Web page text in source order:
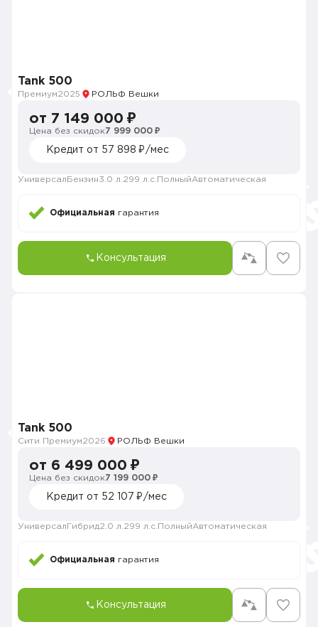
Tank 500
Премиум2025 РОЛЬФ Вешки
от 7 149 000 ₽
Цена без скидок7 999 000 ₽
Кредит от 57 898 ₽/мес
Универсал Бензин3.0 л. 299 л.с. ПолныйАвтоматическая
Официальная гарантия
Консультация
Tank 500
Сити Премиум2026 РОЛЬФ Вешки
от 6 499 000 ₽
Цена без скидок7 199 000 ₽
Кредит от 52 107 ₽/мес
Универсал Гибрид2.0 л. 299 л.с. ПолныйАвтоматическая
Официальная гарантия
Консультация